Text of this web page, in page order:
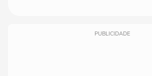
PUBLICIDADE